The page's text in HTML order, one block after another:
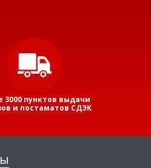
3000 пунктов выдачи
и постаматов СДЭК